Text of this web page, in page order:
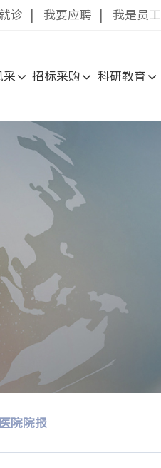
诊 我要应聘 我是员工
采 招标采购 科研教育
医院院报